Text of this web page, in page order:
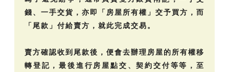
錢、一手交貨，亦即「房屋所有權」交予買方，而
「尾款」付給賣方，就此完成交易。
賣方確認收到尾款後，便會去辦理房屋的所有權移
轉登記，最後進行房屋點交、契約交付等等，至